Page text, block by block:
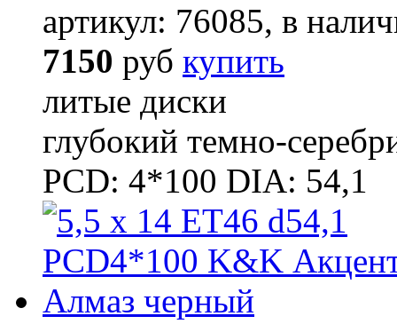
артикул: 76085, в
7150 руб купить
литые диски
глубокий темно-
PCD: 4*100 DIA: 54,1